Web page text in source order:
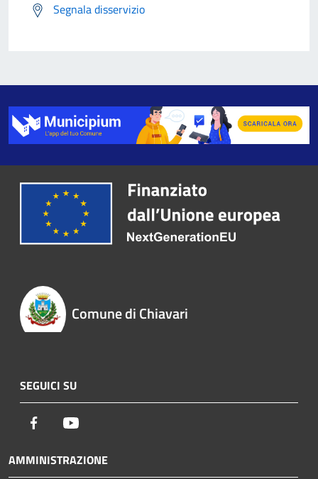
Segnala disservizio
Comune di Chiavari
SEGUICI SU
Facebook
AMMINISTRAZIONE